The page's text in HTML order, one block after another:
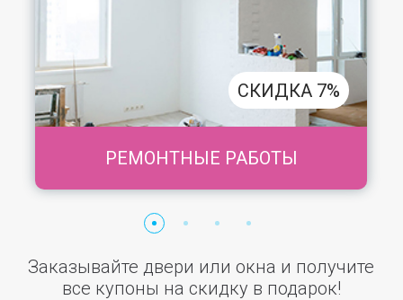
РЕМОНТНЫЕ РАБОТЫ
СКИДКА 7%
Заказывайте двери или окна и получите
все купоны на скидку в подарок!